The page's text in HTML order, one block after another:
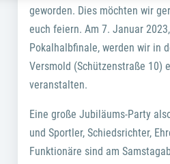
geworden. Dies möchten wir
euch feiern. Am 7. Januar
Pokalhalbfinale, werden wir in
Versmold (Schützenstraße 10)
veranstalten.
Eine große Jubiläums-Party
und Sportler, Schiedsrichter,
Funktionäre sind am